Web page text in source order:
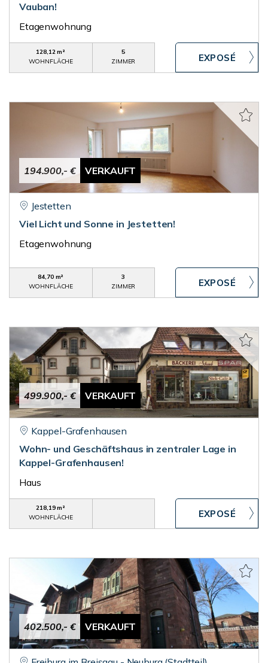
Vauban!
Etagenwohnung
128,12 m²
WOHNFLÄCHE
5
ZIMMER
194.900,- € VERKAUFT
Jestetten
Viel Licht und Sonne in Jestetten!
Etagenwohnung
84,70 m²
WOHNFLÄCHE
3
ZIMMER
499.900,- € VERKAUFT
Kappel-Grafenhausen
Wohn- und Geschäftshaus in zentraler Lage in
Kappel-Grafenhausen!
Haus
218,19 m²
WOHNFLÄCHE
402.500,- € VERKAUFT